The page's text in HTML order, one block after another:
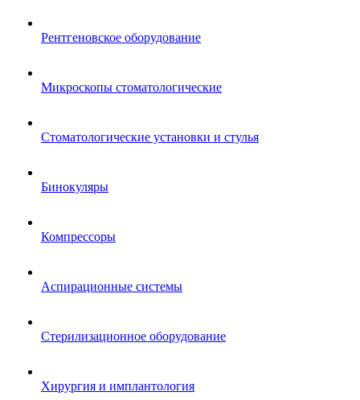
Рентгеновское оборудование
Микроскопы стоматологические
Стоматологические установки и стулья
Бинокуляры
Компрессоры
Аспирационные системы
Стерилизационное оборудование
Хирургия и имплантология